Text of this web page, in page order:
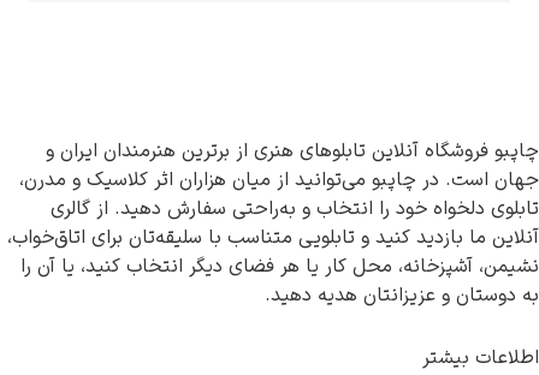
چاپبو فروشگاه آنلاین تابلوهای هنری از برترین هنرمندان ایران و
جهان است. در چاپبو می‌توانید از میان هزاران اثر کلاسیک و مدرن،
تابلوی دلخواه خود را انتخاب و به‌راحتی سفارش دهید. از گالری
آنلاین ما بازدید کنید و تابلویی متناسب با سلیقه‌تان برای اتاق‌خواب،
نشیمن، آشپزخانه، محل کار یا هر فضای دیگر انتخاب کنید، یا آن را
به دوستان و عزیزانتان هدیه دهید.
اطلاعات بیشتر